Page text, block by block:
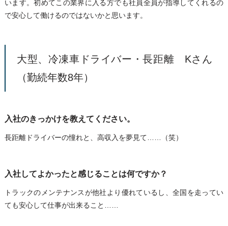
います。初めてこの業界に入る方でも社員全員が指導してくれるの
で安心して働けるのではないかと思います。
大型、冷凍車ドライバー・長距離 Kさん
（勤続年数8年）
入社のきっかけを教えてください。
長距離ドライバーの憧れと、高収入を夢見て……（笑）
入社してよかったと感じることは何ですか？
トラックのメンテナンスが他社より優れているし、全国を走ってい
ても安心して仕事が出来ること……